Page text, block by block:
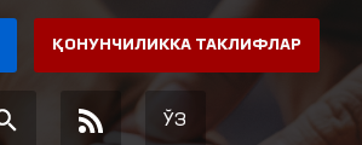
ҚОНУНЧИЛИККА ТАКЛИФЛАР
ЎЗ